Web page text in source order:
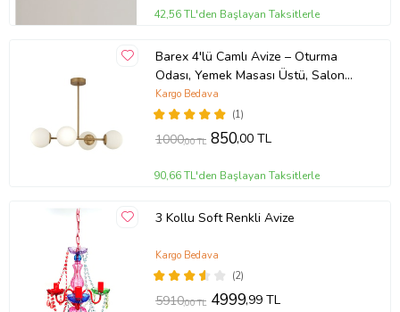
42,56 TL'den Başlayan Taksitlerle
Barex 4'lü Camlı Avize – Oturma
Odası, Yemek Masası Üstü, Salon
Uyumlu Avize (Eskitme Altın)
(1)
Kargo Bedava
1000,00 TL 850,00 TL
90,66 TL'den Başlayan Taksitlerle
3 Kollu Soft Renkli Avize
(2)
Kargo Bedava
5910,00 TL 4999,99 TL